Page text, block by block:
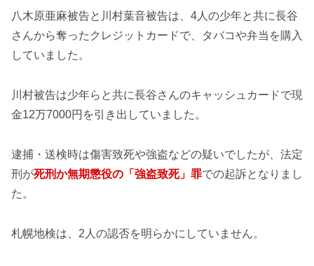
八木原亜麻被告と川村葉音被告は、4人の少年と共に長谷
さんから奪ったクレジットカードで、タバコや弁当を購入
していました。
川村被告は少年らと共に長谷さんのキャッシュカードで現
金12万7000円を引き出していました。
逮捕・送検時は傷害致死や強盗などの疑いでしたが、法定
刑が死刑か無期懲役の「強盗致死」罪での起訴となりまし
た。
札幌地検は、2人の認否を明らかにしていません。